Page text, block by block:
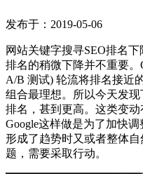
发布于：2019-05-06
网站关键字搜寻SEO排名
排名的稍微下降并不重要
A/B 测试) 轮流将排名接近
组合最理想。所以今天发
排名，甚到更高。这类变
Google这样做是为了加快
形成了趋势时又或者整体
题，需要采取行动。